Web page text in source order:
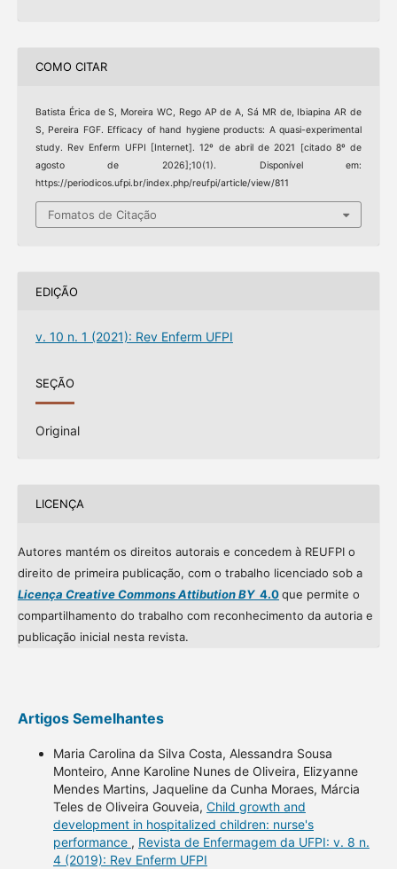
COMO CITAR
Batista Érica de S, Moreira WC, Rego AP de A, Sá MR de, Ibiapina AR de
S, Pereira FGF. Efficacy of hand hygiene products: A quasi-experimental
study. Rev Enferm UFPI [Internet]. 12º de abril de 2021 [citado 8º de
agosto de 2026];10(1). Disponível em:
https://periodicos.ufpi.br/index.php/reufpi/article/view/811
Fomatos de Citação
EDIÇÃO
v. 10 n. 1 (2021): Rev Enferm UFPI
SEÇÃO
Original
LICENÇA
Autores mantém os direitos autorais e concedem à REUFPI o
direito de primeira publicação, com o trabalho licenciado sob a
Licença Creative Commons Attibution BY4.0que permite o
compartilhamento do trabalho com reconhecimento da autoria e
publicação inicial nesta revista.
Artigos Semelhantes
Maria Carolina da Silva Costa, Alessandra Sousa
Monteiro, Anne Karoline Nunes de Oliveira, Elizyanne
Mendes Martins, Jaqueline da Cunha Moraes, Márcia
Teles de Oliveira Gouveia, Child growth and
development in hospitalized children: nurse's
performance , Revista de Enfermagem da UFPI: v. 8 n.
4 (2019): Rev Enferm UFPI